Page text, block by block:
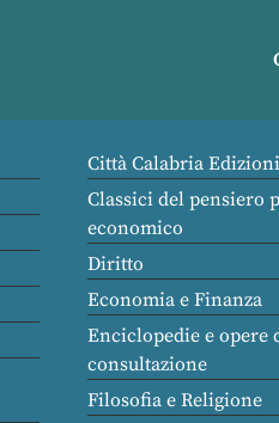
Città Calabria Edizioni
Classici del pensiero
economico
Diritto
Economia e Finanza
Enciclopedie e opere
consultazione
Filosofia e Religione